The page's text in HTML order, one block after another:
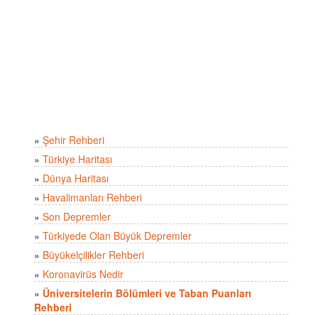
» Şehir Rehberi
» Türkiye Haritası
» Dünya Haritası
» Havalimanları Rehberi
» Son Depremler
» Türkiyede Olan Büyük Depremler
» Büyükelçilikler Rehberi
» Koronavirüs Nedir
» Üniversitelerin Bölümleri ve Taban Puanları
Rehberi